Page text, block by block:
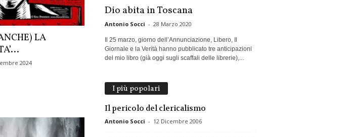
LA
2024
Dio abita in Toscana
Antonio Socci - 28 Marzo 2020
Il 25 marzo, giorno dell’Annunciazione, Libero, Il
Giornale e la Verità hanno pubblicato tre anticipazioni
del mio libro (già oggi sugli scaffali delle librerie),...
I più popolari
Il pericolo del clericalismo
Antonio Socci - 12 Dicembre 2006